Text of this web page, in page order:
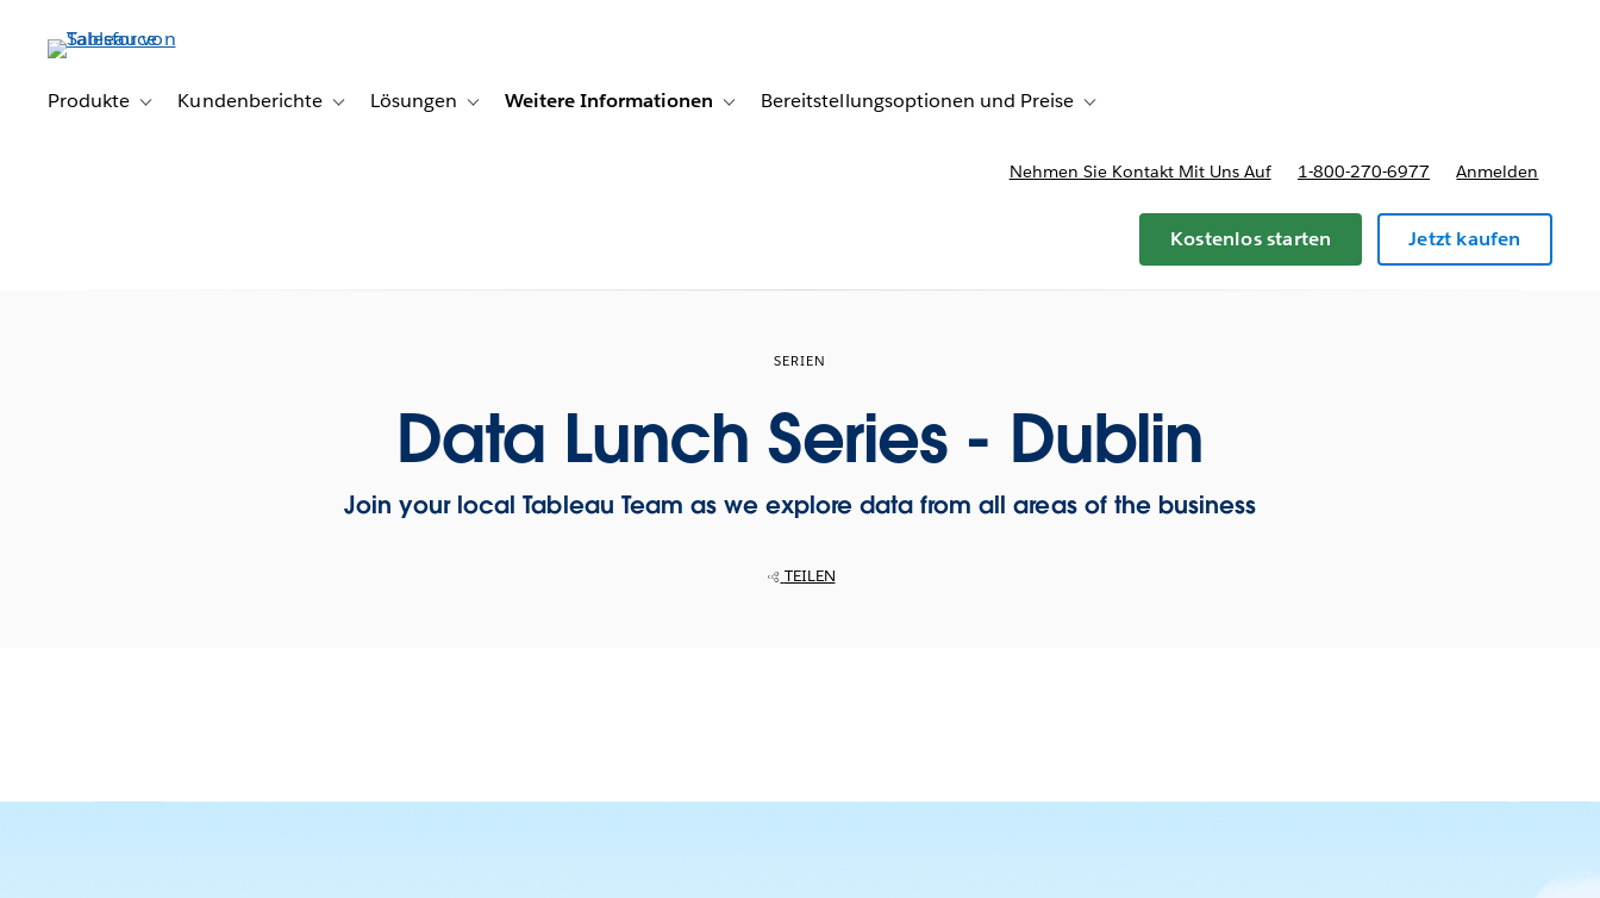
Produkte
Toggle sub-navigation for Produkte
Kundenberichte Toggle sub-navigation for Kundenberichte
Lösungen Toggle sub-navigation for Lösungen
Weitere Informationen Toggle sub-navigation for Weitere Informationen
Bereitstellungsoptionen und Preise Toggle sub-navigation for Bereitstellungsoptionen und Preise
Nehmen Sie Kontakt Mit Uns Auf 1-800-270-6977 Anmelden
Kostenlos starten Jetzt kaufen
SERIEN
Data Lunch Series - Dublin
Join your local Tableau Team as we explore data from all areas of the business
TEILEN